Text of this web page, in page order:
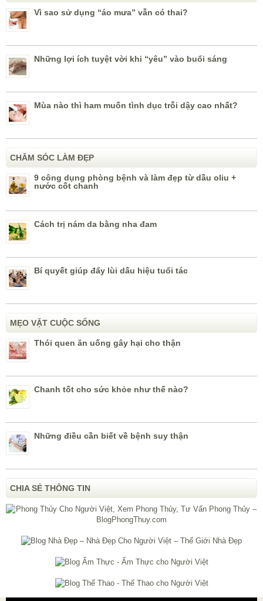
Vì sao sử dụng “áo mưa” vẫn có thai?
Những lợi ích tuyệt vời khi “yêu” vào buổi sáng
Mùa nào thì ham muốn tình dục trỗi dậy cao nhất?
CHĂM SÓC LÀM ĐẸP
9 công dụng phòng bệnh và làm đẹp từ dầu oliu +
nước cốt chanh
Cách trị nám da bằng nha đam
Bí quyết giúp đẩy lùi dấu hiệu tuổi tác
MẸO VẶT CUỘC SỐNG
Thói quen ăn uống gây hại cho thận
Chanh tốt cho sức khỏe như thế nào?
Những điều cần biết về bệnh suy thận
CHIA SẺ THÔNG TIN